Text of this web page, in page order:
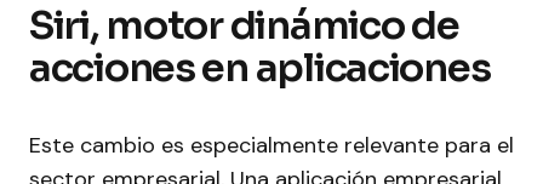
Siri, motor dinámico de
acciones en aplicaciones
Este cambio es especialmente relevante para el